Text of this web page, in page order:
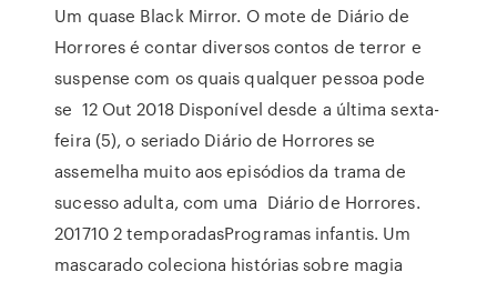
Um quase Black Mirror. O mote de Diário de
Horrores é contar diversos contos de terror e
suspense com os quais qualquer pessoa pode
se 12 Out 2018 Disponível desde a última sexta-
feira (5), o seriado Diário de Horrores se
assemelha muito aos episódios da trama de
sucesso adulta, com uma Diário de Horrores.
201710 2 temporadasProgramas infantis. Um
mascarado coleciona histórias sobre magia